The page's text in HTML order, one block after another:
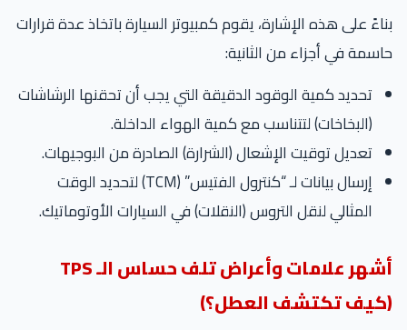
بناءً على هذه الإشارة، يقوم كمبيوتر السيارة باتخاذ عدة قرارات
حاسمة في أجزاء من الثانية:
تحديد كمية الوقود الدقيقة التي يجب أن تحقنها الرشاشات
(البخاخات) لتتناسب مع كمية الهواء الداخلة.
تعديل توقيت الإشعال (الشرارة) الصادرة من البوجيهات.
إرسال بيانات لـ “كنترول الفتيس” (TCM) لتحديد الوقت
المثالي لنقل التروس (النقلات) في السيارات الأوتوماتيك.
أشهر علامات وأعراض تلف حساس الـ TPS
(كيف تكتشف العطل؟)